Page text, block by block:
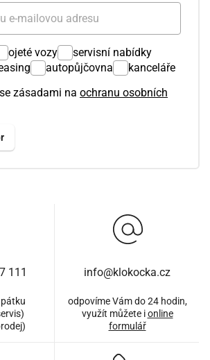
ojeté vozy
servisní nabídky
autopůjčovna
kanceláře
zásadami na ochranu osobních
111 info@klokocka.cz
odpovíme Vám do 24 hodin,
využít můžete ionline
formulář